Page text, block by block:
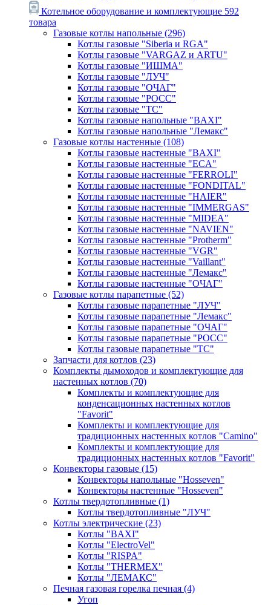
Котельное оборудование и комплектующие 592
товара
Газовые котлы напольные (296)
Котлы газовые "Siberia и RGA"
Котлы газовые "VARGAZ и ARTU"
Котлы газовые "ИШМА"
Котлы газовые "ЛУЧ"
Котлы газовые "ОЧАГ"
Котлы газовые "РОСС"
Котлы газовые "ТС"
Котлы газовые напольные "BAXI"
Котлы газовые напольные "Лемакс"
Газовые котлы настенные (108)
Котлы газовые настенные "BAXI"
Котлы газовые настенные "ECA"
Котлы газовые настенные "FERROLI"
Котлы газовые настенные "FONDITAL"
Котлы газовые настенные "HAIER"
Котлы газовые настенные "IMMERGAS"
Котлы газовые настенные "MIDEA"
Котлы газовые настенные "NAVIEN"
Котлы газовые настенные "Protherm"
Котлы газовые настенные "VGR"
Котлы газовые настенные "Vaillant"
Котлы газовые настенные "Лемакс"
Котлы газовые настенные "ОЧАГ"
Газовые котлы парапетные (52)
Котлы газовые парапетные "ЛУЧ"
Котлы газовые парапетные "Лемакс"
Котлы газовые парапетные "ОЧАГ"
Котлы газовые парапетные "РОСС"
Котлы газовые парапетные "ТС"
Запчасти для котлов (23)
Комплекты дымоходов и комплектующие для
настенных котлов (70)
Комплекты и комплектующие для
конденсационных настенных котлов
"Favorit"
Комплекты и комплектующие для
традиционных настенных котлов "Camino"
Комплекты и комплектующие для
традиционных настенных котлов "Favorit"
Конвекторы газовые (15)
Конвекторы напольные "Hosseven"
Конвекторы настенные "Hosseven"
Котлы твердотопливные (1)
Котлы твердотопливные "ЛУЧ"
Котлы электрические (23)
Котлы "BAXI"
Котлы "ElectroVel"
Котлы "RISPA"
Котлы "THERMEX"
Котлы "ЛЕМАКС"
Печная газовая горелка печная (4)
Угоп